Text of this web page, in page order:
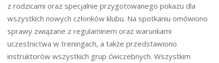
z rodzicami oraz specjalnie przygotowanego pokazu dla
wszystkich nowych członków klubu. Na spotkaniu omówiono
sprawy związane z regulaminem oraz warunkami
uczestnictwa w treningach, a także przedstawiono
instruktorów wszystkich grup ćwiczebnych. Wszystkim